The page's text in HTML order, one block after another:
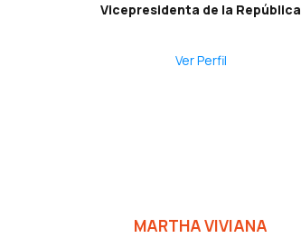
Vicepresidenta de la República
Ver Perfil
MARTHA VIVIANA